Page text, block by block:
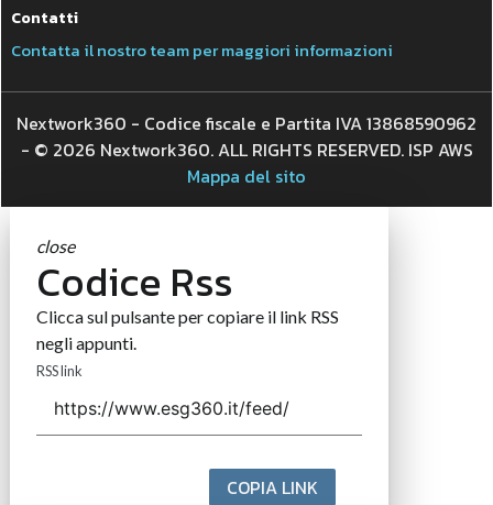
Contatti
Contatta il nostro team per maggiori informazioni
Nextwork360 - Codice fiscale e Partita IVA 13868590962
- © 2026 Nextwork360. ALL RIGHTS RESERVED. ISP AWS
Mappa del sito
close
Codice Rss
Clicca sul pulsante per copiare il link RSS
negli appunti.
RSS link
COPIA LINK